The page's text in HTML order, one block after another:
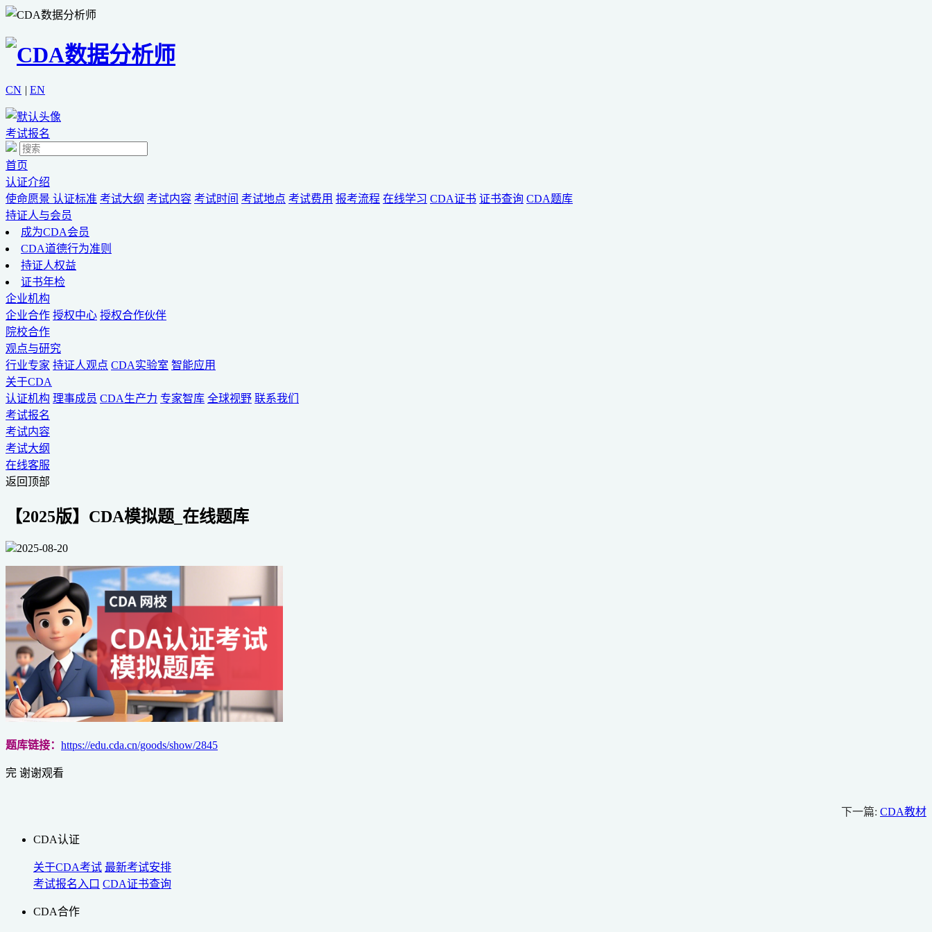
CN | EN
考试报名
首页
认证介绍
使命愿景 认证标准 考试大纲 考试内容 考试时间 考试地点 考试费用 报考流程 在线学习 CDA证书 证书查询 CDA题库
持证人与会员
成为CDA会员
CDA道德行为准则
持证人权益
证书年检
企业机构
企业合作 授权中心 授权合作伙伴
院校合作
观点与研究
行业专家 持证人观点 CDA实验室 智能应用
关于CDA
认证机构 理事成员 CDA生产力 专家智库 全球视野 联系我们
考试报名
考试内容
考试大纲
在线客服
返回顶部
【2025版】CDA模拟题_在线题库
2025-08-20
题库链接： https://edu.cda.cn/goods/show/2845
完 谢谢观看
下一篇: CDA教材
CDA认证
关于CDA考试 最新考试安排
考试报名入口 CDA证书查询
CDA合作